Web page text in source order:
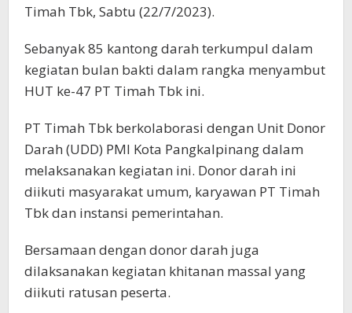
Timah Tbk, Sabtu (22/7/2023).
Sebanyak 85 kantong darah terkumpul dalam
kegiatan bulan bakti dalam rangka menyambut
HUT ke-47 PT Timah Tbk ini.
PT Timah Tbk berkolaborasi dengan Unit Donor
Darah (UDD) PMI Kota Pangkalpinang dalam
melaksanakan kegiatan ini. Donor darah ini
diikuti masyarakat umum, karyawan PT Timah
Tbk dan instansi pemerintahan.
Bersamaan dengan donor darah juga
dilaksanakan kegiatan khitanan massal yang
diikuti ratusan peserta.